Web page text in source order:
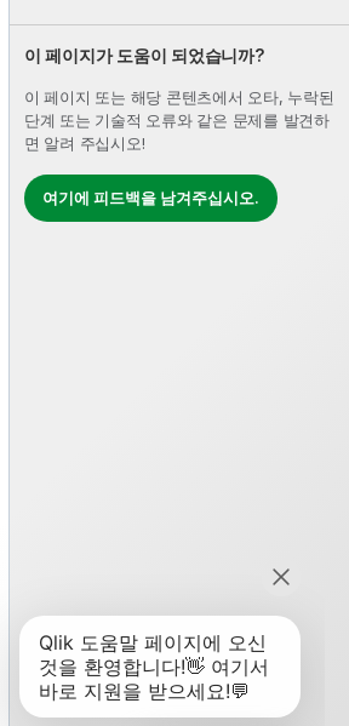
이 페이지가 도움이 되었습니까?
이 페이지 또는 해당 콘텐츠에서 오타, 누락된
단계 또는 기술적 오류와 같은 문제를 발견하
면 알려 주십시오!
여기에 피드백을 남겨주십시오.